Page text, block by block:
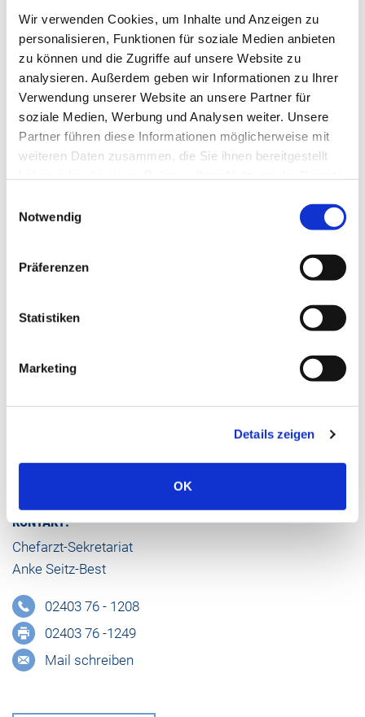
Wir verwenden Cookies, um Inhalte und Anzeigen zu
personalisieren, Funktionen für soziale Medien anbieten
zu können und die Zugriffe auf unsere Website zu
analysieren. Außerdem geben wir Informationen zu Ihrer
Verwendung unserer Website an unsere Partner für
soziale Medien, Werbung und Analysen weiter. Unsere
Partner führen diese Informationen möglicherweise mit
weiteren Daten zusammen, die Sie ihnen bereitgestellt
Notwendig
Präferenzen
Statistiken
Marketing
Details zeigen
OK
In Deutschland werden jährliche ca. 80.000 bis 90.000
Patienten wegen Schilddrüsenerkrankungen operiert,
aber noch lange nicht jede Vergrößerung der Schilddrüse
oder jede Knotenbildung gehören in den Operationsaal.
Dies herauszufinden ist Aufgabe des Hausarztes, des
Nuklearmediziners und des Chirurgen.
Auch im St.-Antonius-Hospital werden
Schilddrüsenoperationen durch die Abteilung für
Allgemein-, Viszeral- und minimal-invasive Chirurgie seit
vielen Jahren durchgeführt. Die Eingriffe erfolgen nach
technischen Möglichkeiten, z.B. zur Identifikation der
wird der stationäre Aufenthalt auf nur wenige Tage
Klinik für Allgemein-, Viszeral-, Minimalinvasive
Chirurgie, Proktologie, Adipositaschirurgie
Chefarzt
KONTAKT:
Chefarzt-Sekretariat
Anke Seitz-Best
02403 76 - 1208
02403 76 -1249
Mail schreiben